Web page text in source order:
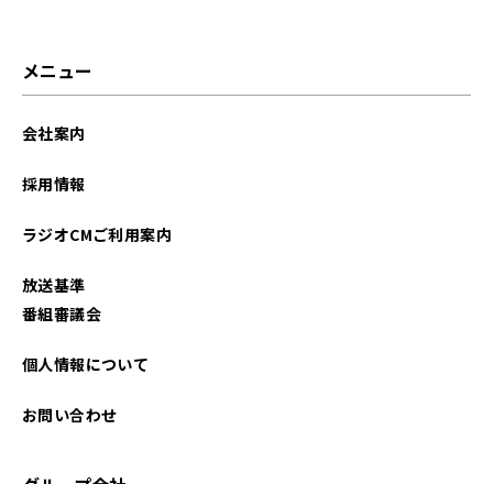
メニュー
会社案内
採用情報
ラジオCMご利用案内
放送基準
番組審議会
個人情報について
お問い合わせ